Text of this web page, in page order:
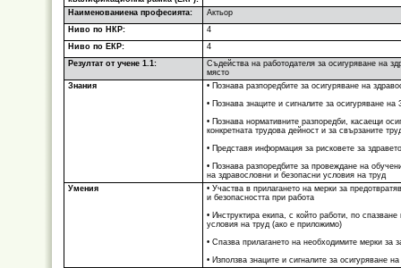
Наименованиена професията:
Актьор
Ниво по НКР:
4
Ниво по ЕКР:
4
Резултат от учене 1.1:
Съдейства на работодателя за осигуряване на
място
Знания
• Познава разпоредбите за осигуряване на
• Познава знаците и сигналите за осигуряване на
• Познава нормативните разпоредби, касаещи
конкретната трудова дейност и за свързаните
• Представя информация за рисковете за
• Познава разпоредбите за провеждане на
на здравословни и безопасни условия на труд
Умения
• Участва в прилагането на мерки за
и безопасността при работа
• Инструктира екипа, с който работи, по
условия на труд (ако е приложимо)
• Спазва прилагането на необходимите мерки за
• Използва знаците и сигналите за осигуряване